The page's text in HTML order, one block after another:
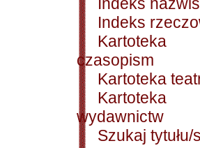
Indeks
Kartoteka
czasopism
Kartoteka
Kartoteka
wydawnictw
Szukaj tytułu/